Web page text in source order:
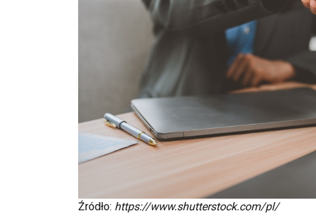
Źródło: https://www.shutterstock.com/pl/